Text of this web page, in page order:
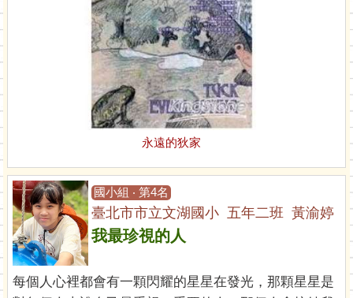
永遠的狄家
國小組 ‧ 第4名
臺北市市立文湖國小 五年二班 黃渝婷
我最珍視的人
每個人心裡都會有一顆閃耀的星星在發光，那顆星星是